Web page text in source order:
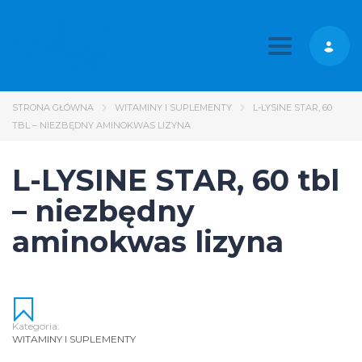
Toggle
STRONA GŁÓWNA WITAMINY I SUPLEMENTY
L-LYSINE STAR, 60
TBL – NIEZBĘDNY AMINOKWAS LIZYNA
L-LYSINE STAR, 60 tbl
– niezbędny
aminokwas lizyna
Kategoria:
WITAMINY I SUPLEMENTY